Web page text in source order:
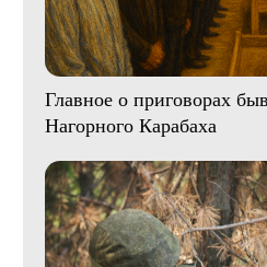
Главное о приговорах
Нагорного Карабаха